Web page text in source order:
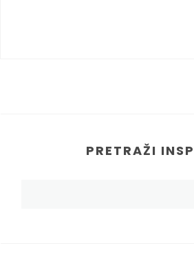
PRETRAŽI